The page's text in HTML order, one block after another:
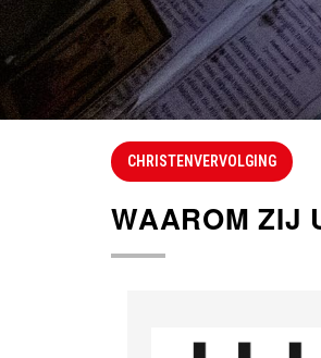
CHRISTENVERVOLGING
WAAROM ZIJ